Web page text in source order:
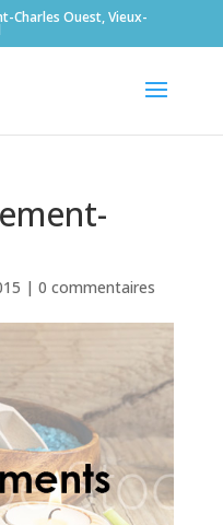
Charles Ouest, Vieux-
| 0 commentaires